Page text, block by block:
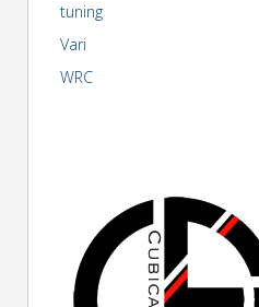
tuning
Vari
WRC